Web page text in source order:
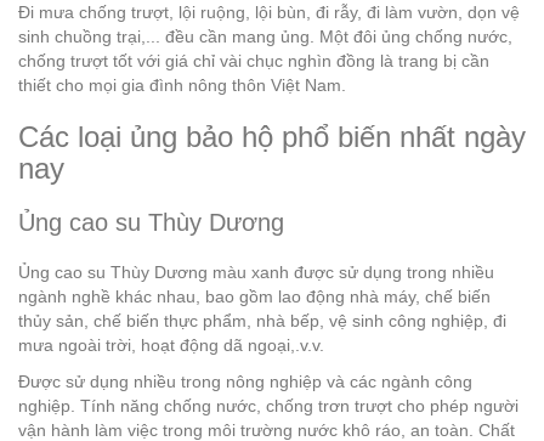
Đi mưa chống trượt, lội ruộng, lội bùn, đi rẫy, đi làm vườn, dọn vệ
sinh chuồng trại,... đều cần mang ủng. Một đôi ủng chống nước,
chống trượt tốt với giá chỉ vài chục nghìn đồng là trang bị cần
thiết cho mọi gia đình nông thôn Việt Nam.
Các loại ủng bảo hộ phổ biến nhất ngày
nay
Ủng cao su Thùy Dương
Ủng cao su Thùy Dương màu xanh được sử dụng trong nhiều
ngành nghề khác nhau, bao gồm lao động nhà máy, chế biến
thủy sản, chế biến thực phẩm, nhà bếp, vệ sinh công nghiệp, đi
mưa ngoài trời, hoạt động dã ngoại,.v.v.
Được sử dụng nhiều trong nông nghiệp và các ngành công
nghiệp. Tính năng chống nước, chống trơn trượt cho phép người
vận hành làm việc trong môi trường nước khô ráo, an toàn. Chất